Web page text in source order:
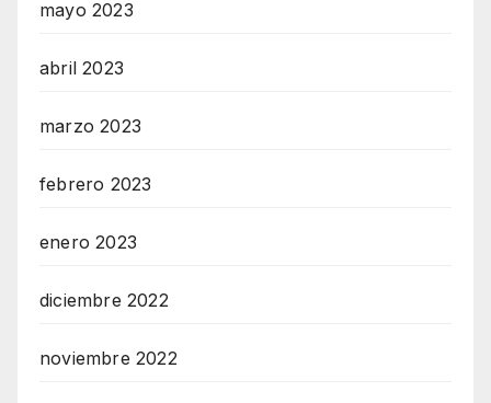
mayo 2023
abril 2023
marzo 2023
febrero 2023
enero 2023
diciembre 2022
noviembre 2022